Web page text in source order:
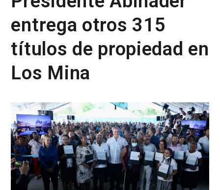
entrega otros 315
títulos de propiedad en
Los Mina